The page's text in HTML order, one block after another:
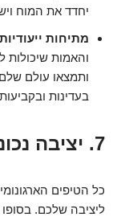
יחדד את המוח
מתיחות
והאמות
ותמצאו עולם
בעדינות
7. יציבה נכונה: הכל מתחיל ונגמר בכם
כל הטיפים
ליציבה שלכם.